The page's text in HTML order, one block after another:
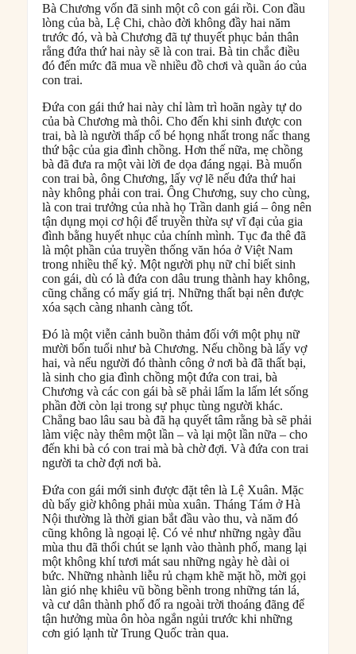
Bà Chương vốn đã sinh một cô con gái rồi. Con đầu
lòng của bà, Lệ Chi, chào đời không đầy hai năm
trước đó, và bà Chương đã tự thuyết phục bản thân
rằng đứa thứ hai này sẽ là con trai. Bà tin chắc điều
đó đến mức đã mua về nhiều đồ chơi và quần áo của
con trai.
Đứa con gái thứ hai này chỉ làm trì hoãn ngày tự do
của bà Chương mà thôi. Cho đến khi sinh được con
trai, bà là người thấp cổ bé họng nhất trong nấc thang
thứ bậc của gia đình chồng. Hơn thế nữa, mẹ chồng
bà đã đưa ra một vài lời đe dọa đáng ngại. Bà muốn
con trai bà, ông Chương, lấy vợ lẽ nếu đứa thứ hai
này không phải con trai. Ông Chương, suy cho cùng,
là con trai trưởng của nhà họ Trần danh giá – ông nên
tận dụng mọi cơ hội để truyền thừa sự vĩ đại của gia
đình bằng huyết nhục của chính mình. Tục đa thê đã
là một phần của truyền thống văn hóa ở Việt Nam
trong nhiều thế kỷ. Một người phụ nữ chỉ biết sinh
con gái, dù có là đứa con dâu trung thành hay không,
cũng chẳng có mấy giá trị. Những thất bại nên được
xóa sạch càng nhanh càng tốt.
Đó là một viễn cảnh buồn thảm đối với một phụ nữ
mười bốn tuổi như bà Chương. Nếu chồng bà lấy vợ
hai, và nếu người đó thành công ở nơi bà đã thất bại,
là sinh cho gia đình chồng một đứa con trai, bà
Chương và các con gái bà sẽ phải lấm la lấm lét sống
phần đời còn lại trong sự phục tùng người khác.
Chẳng bao lâu sau bà đã hạ quyết tâm rằng bà sẽ phải
làm việc này thêm một lần – và lại một lần nữa – cho
đến khi bà có con trai mà bà chờ đợi. Và đứa con trai
người ta chờ đợi nơi bà.
Đứa con gái mới sinh được đặt tên là Lệ Xuân. Mặc
dù bấy giờ không phải mùa xuân. Tháng Tám ở Hà
Nội thường là thời gian bắt đầu vào thu, và năm đó
cũng không là ngoại lệ. Có vẻ như những ngày đầu
mùa thu đã thổi chút se lạnh vào thành phố, mang lại
một không khí tươi mát sau những ngày hè dài oi
bức. Những nhành liễu rủ chạm khẽ mặt hồ, mời gọi
làn gió nhẹ khiêu vũ bồng bềnh trong những tán lá,
và cư dân thành phố đổ ra ngoài trời thoáng đãng để
tận hưởng mùa ôn hòa ngắn ngủi trước khi những
cơn gió lạnh từ Trung Quốc tràn qua.